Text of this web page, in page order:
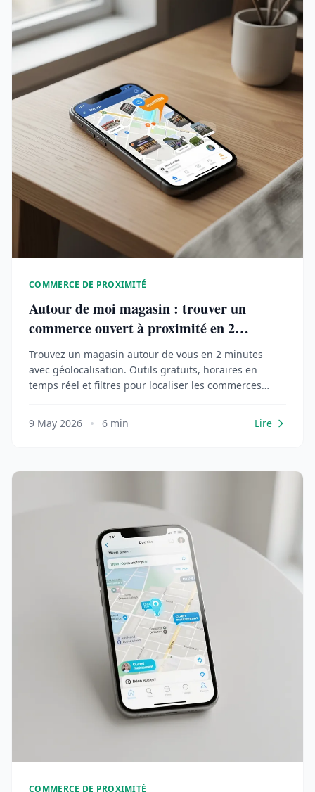
COMMERCE DE PROXIMITÉ
Autour de moi magasin : trouver un
commerce ouvert à proximité en 2
minutes
Trouvez un magasin autour de vous en 2 minutes
avec géolocalisation. Outils gratuits, horaires en
temps réel et filtres pour localiser les commerces
9 May 2026
6 min Lire
COMMERCE DE PROXIMITÉ